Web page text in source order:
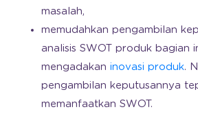
masalah,
memudahkan pengambilan
analisis SWOT produk bagian
mengadakan inovasi produk.
pengambilan keputusannya
memanfaatkan SWOT.